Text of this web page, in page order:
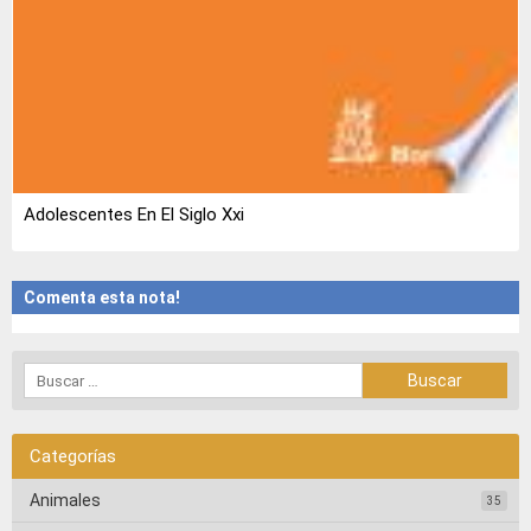
Adolescentes En El Siglo Xxi
Comenta esta nota!
Categorías
Animales 35